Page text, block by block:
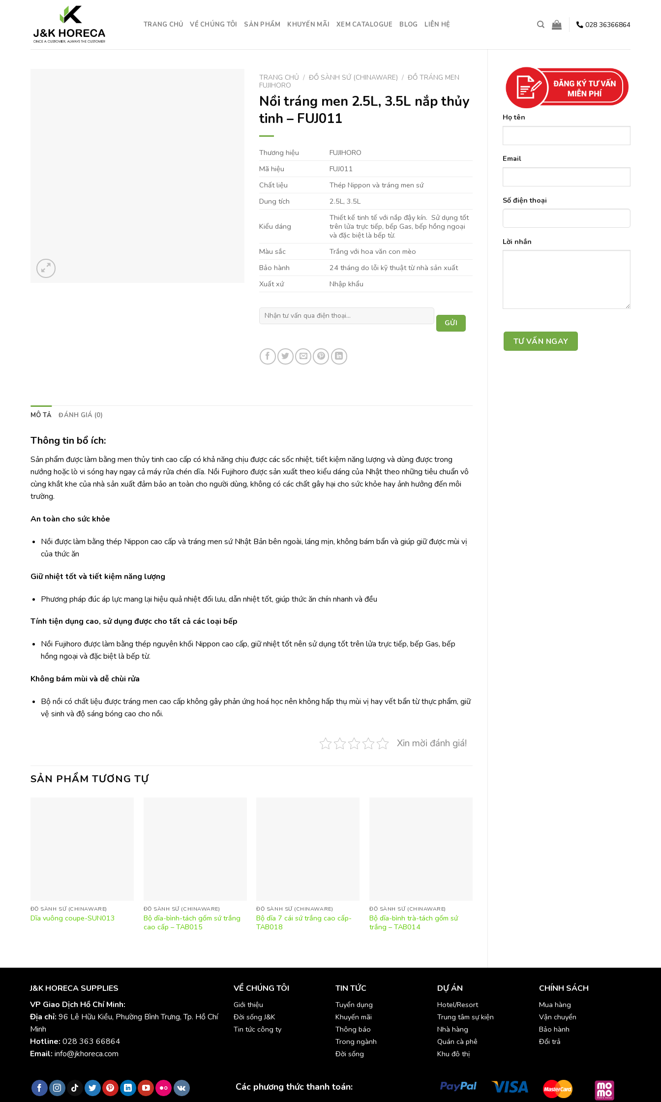
TRANG CHỦ VỀ CHÚNG TÔI SẢN PHẨM KHUYẾN MÃI XEM CATALOGUE BLOG LIÊN HỆ 028 36366864
Họ tên
Email
Số điện thoại
Lời nhắn
TRANG CHỦ / ĐỒ SÀNH SỨ (CHINAWARE) / ĐỒ TRÁNG MEN
FUJIHORO
Nồi tráng men 2.5L, 3.5L nắp thủy
tinh – FUJ011
Thương hiệu
FUJIHORO
Mã hiệu
FUJ011
Chất liệu
Thép Nippon và tráng men sứ
Dung tích
2.5L, 3.5L
Kiểu dáng
Thiết kế tinh tế với nắp đậy kín. Sử dụng tốt
trên lửa trực tiếp, bếp Gas, bếp hồng ngoại
và đặc biệt là bếp từ.
Màu sắc
Trắng với hoa văn con mèo
Bảo hành
24 tháng do lỗi kỹ thuật từ nhà sản xuất
Xuất xứ
Nhập khẩu
MÔ TẢ ĐÁNH GIÁ (0)
Thông tin bổ ích:
Sản phẩm được làm bằng men thủy tinh cao cấp có khả năng chịu được các sốc nhiệt, tiết kiệm năng lượng và dùng được trong
nướng hoặc lò vi sóng hay ngay cả máy rửa chén dĩa. Nồi Fujihoro được sản xuất theo kiểu dáng của Nhật theo những tiêu chuẩn vô
cùng khắt khe của nhà sản xuất đảm bảo an toàn cho người dùng, không có các chất gây hại cho sức khỏe hay ảnh hưởng đến môi
trường.
An toàn cho sức khỏe
Nồi được làm bằng thép Nippon cao cấp và tráng men sứ Nhật Bản bên ngoài, láng mịn, không bám bẩn và giúp giữ được mùi vị
của thức ăn
Giữ nhiệt tốt và tiết kiệm năng lượng
Phương pháp đúc áp lực mang lại hiệu quả nhiệt đối lưu, dẫn nhiệt tốt, giúp thức ăn chín nhanh và đều
Tính tiện dụng cao, sử dụng được cho tất cả các loại bếp
Nồi Fujihoro được làm bằng thép nguyên khối Nippon cao cấp, giữ nhiệt tốt nên sử dụng tốt trên lửa trực tiếp, bếp Gas, bếp
hồng ngoại và đặc biệt là bếp từ.
Không bám mùi và dễ chùi rửa
Bộ nồi có chất liệu được tráng men cao cấp không gây phản ứng hoá học nên không hấp thụ mùi vị hay vết bẩn từ thực phẩm, giữ
vệ sinh và độ sáng bóng cao cho nồi.
Xin mời đánh giá!
SẢN PHẨM TƯƠNG TỰ
ĐỒ SÀNH SỨ (CHINAWARE)
Dĩa vuông coupe-SUN013
ĐỒ SÀNH SỨ (CHINAWARE)
Bộ dĩa-bình-tách gốm sứ trắng
cao cấp – TAB015
ĐỒ SÀNH SỨ (CHINAWARE)
Bộ dĩa 7 cái sứ trắng cao cấp-
TAB018
ĐỒ SÀNH SỨ (CHINAWARE)
Bộ dĩa-bình trà-tách gốm sứ
trắng – TAB014
J&K HORECA SUPPLIES
VP Giao Dịch Hồ Chí Minh:
Địa chỉ: 96 Lê Hữu Kiều, Phường Bình Trưng, Tp. Hồ Chí
Minh
Hotline: 028 363 66864
Email: info@jkhoreca.com
VỀ CHÚNG TÔI
Giới thiệu
Đời sống J&K
Tin tức công ty
TIN TỨC
Tuyển dụng
Khuyến mãi
Thông báo
Trong ngành
Đời sống
DỰ ÁN
Hotel/Resort
Trung tâm sự kiện
Nhà hàng
Quán cà phê
Khu đô thị
CHÍNH SÁCH
Mua hàng
Vận chuyển
Bảo hành
Đổi trả
Các phương thức thanh toán: